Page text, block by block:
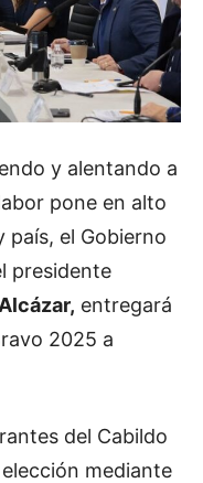
y alentando a
pone en alto
país, el Gobierno
presidente
entregará
2025 a
del Cabildo
mediante